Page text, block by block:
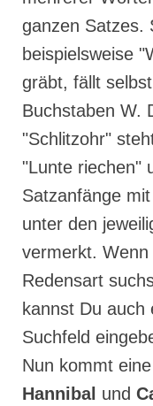
ganzen Satzes.
beispielsweise
gräbt, fällt
Buchstaben W.
"Schlitzohr"
"Lunte riechen"
Satzanfänge
unter den
vermerkt.
Redensart
kannst Du auch
Suchfeld
Nun kommt
Hannibal und